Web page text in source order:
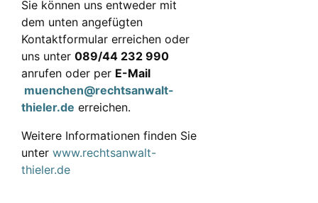
Sie können uns entweder mit
dem unten angefügten
Kontaktformular erreichen oder
uns unter 089/44 232 990
anrufen oder per E-Mail
muenchen@rechtsanwalt-
thieler.de erreichen.
Weitere Informationen finden Sie
unter www.rechtsanwalt-
thieler.de